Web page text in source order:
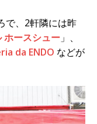
で、2軒隣には昨
ホースシュー 」、
da ENDO などが